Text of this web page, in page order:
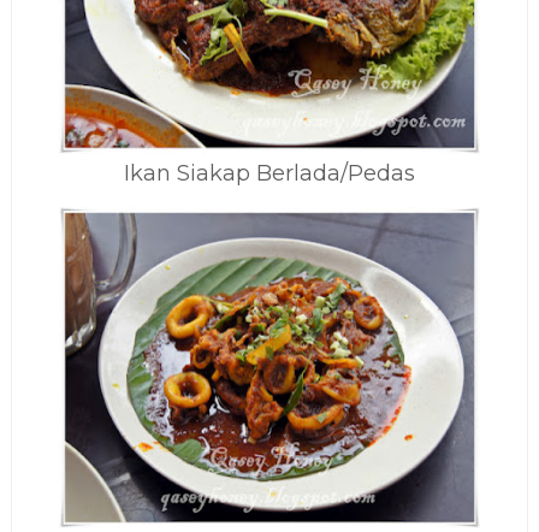
Ikan Siakap Berlada/Pedas